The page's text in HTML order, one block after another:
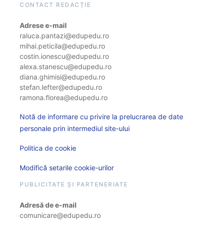
CONTACT REDACȚIE
Adrese e-mail
raluca.pantazi@edupedu.ro
mihai.peticila@edupedu.ro
costin.ionescu@edupedu.ro
alexa.stanescu@edupedu.ro
diana.ghimisi@edupedu.ro
stefan.lefter@edupedu.ro
ramona.florea@edupedu.ro
Notă de informare cu privire la prelucrarea de date
personale prin intermediul site-ului
Politica de cookie
Modifică setarile cookie-urilor
PUBLICITATE ȘI PARTENERIATE
Adresă de e-mail
comunicare@edupedu.ro